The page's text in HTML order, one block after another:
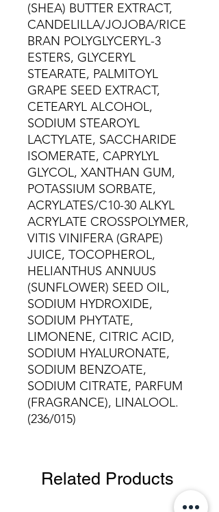
(SHEA) BUTTER EXTRACT,
CANDELILLA/JOJOBA/RICE
BRAN POLYGLYCERYL-3
ESTERS, GLYCERYL
STEARATE, PALMITOYL
GRAPE SEED EXTRACT,
CETEARYL ALCOHOL,
SODIUM STEAROYL
LACTYLATE, SACCHARIDE
ISOMERATE, CAPRYLYL
GLYCOL, XANTHAN GUM,
POTASSIUM SORBATE,
ACRYLATES/C10-30 ALKYL
ACRYLATE CROSSPOLYMER,
VITIS VINIFERA (GRAPE)
JUICE, TOCOPHEROL,
HELIANTHUS ANNUUS
(SUNFLOWER) SEED OIL,
SODIUM HYDROXIDE,
SODIUM PHYTATE,
LIMONENE, CITRIC ACID,
SODIUM HYALURONATE,
SODIUM BENZOATE,
SODIUM CITRATE, PARFUM
(FRAGRANCE), LINALOOL.
(236/015)
Related Products